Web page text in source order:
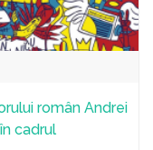
român Andrei
cadrul